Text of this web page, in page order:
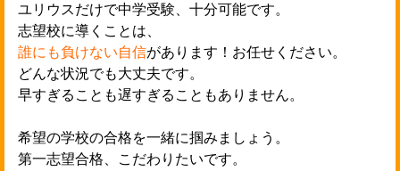
ユリウスだけで中学受験、十分可能です。
誰にも負けない自信があります！お任せください。
どんな状況でも大丈夫です。
早すぎることも遅すぎることもありません。
希望の学校の合格を一緒に掴みましょう。
第一志望合格、こだわりたいです。